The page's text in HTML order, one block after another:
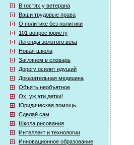
В гостях у ветерана
Ваши трудовые права
О политике без политики
101 вопрос юристу
Легенды золотого века
Новая школа
Заглянем в словарь
Дорогу осилит идущий
Доказательная медицина
Объять необъятное
Ох, уж эти детки!
Юридическая помощь
Сделай сам
Школа рисования
Интеллект и технологии
Инновационное образование